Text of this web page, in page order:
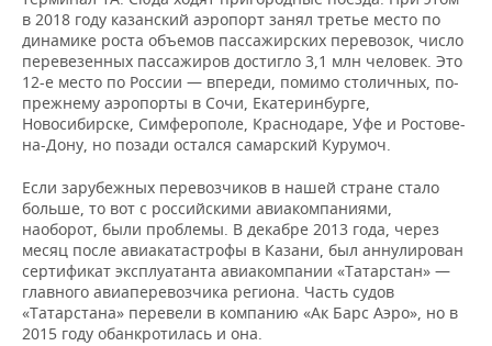
в 2018 году казанский аэропорт занял третье место по
динамике роста объемов пассажирских перевозок, число
перевезенных пассажиров достигло 3,1 млн человек. Это
12-е место по России — впереди, помимо столичных, по-
прежнему аэропорты в Сочи, Екатеринбурге,
Новосибирске, Симферополе, Краснодаре, Уфе и Ростове-
на-Дону, но позади остался самарский Курумоч.
Если зарубежных перевозчиков в нашей стране стало
больше, то вот с российскими авиакомпаниями,
наоборот, были проблемы. В декабре 2013 года, через
месяц после авиакатастрофы в Казани, был аннулирован
сертификат эксплуатанта авиакомпании «Татарстан» —
главного авиаперевозчика региона. Часть судов
«Татарстана» перевели в компанию «Ак Барс Аэро», но в
2015 году обанкротилась и она.